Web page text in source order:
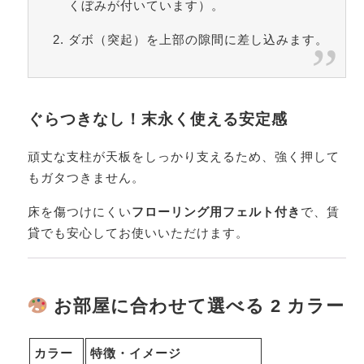
くぼみが付いています）。
ダボ（突起）を上部の隙間に差し込みます。
ぐらつきなし！末永く使える安定感
頑丈な支柱が天板をしっかり支えるため、強く押して
もガタつきません。
床を傷つけにくいフローリング用フェルト付き で、賃
貸でも安心してお使いいただけます。
お部屋に合わせて選べる 2 カラー
カラー 特徴・イメージ